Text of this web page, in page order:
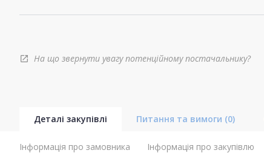
open_in_new На що звернути увагу потенційному постачальнику?
Деталі закупівлі Питання та вимоги (0)
Інформація про замовника Інформація про закупівлю